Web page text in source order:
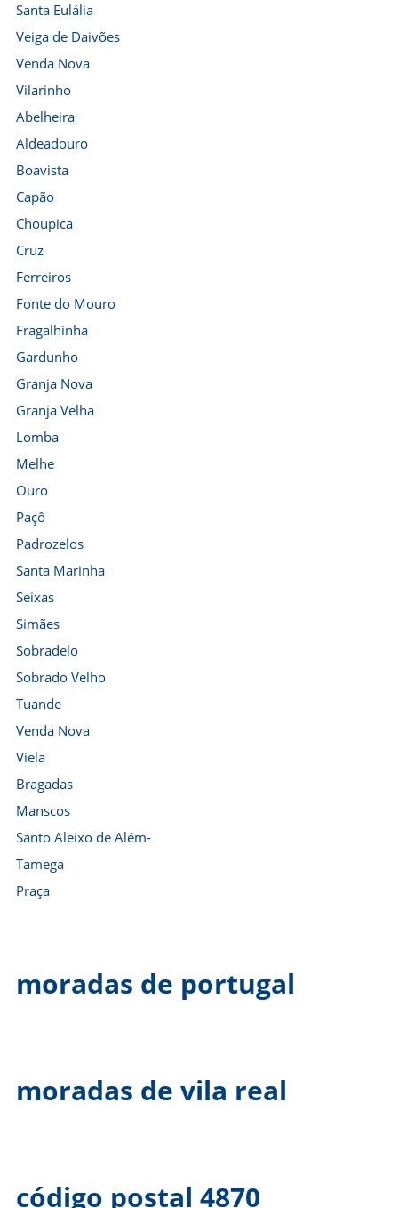
Santa Eulália
Veiga de Daivões
Venda Nova
Vilarinho
Abelheira
Aldeadouro
Boavista
Capão
Choupica
Cruz
Ferreiros
Fonte do Mouro
Fragalhinha
Gardunho
Granja Nova
Granja Velha
Lomba
Melhe
Ouro
Paçô
Padrozelos
Santa Marinha
Seixas
Simães
Sobradelo
Sobrado Velho
Tuande
Venda Nova
Viela
Bragadas
Manscos
Santo Aleixo de Além-
Tamega
Praça
moradas de portugal
moradas de vila real
código postal 4870